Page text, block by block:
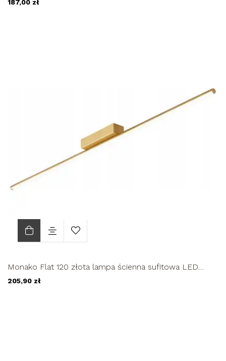
187,00 zł
Monako Flat 120 złota lampa ścienna sufitowa LED
długa nowoczesna...
205,90 zł